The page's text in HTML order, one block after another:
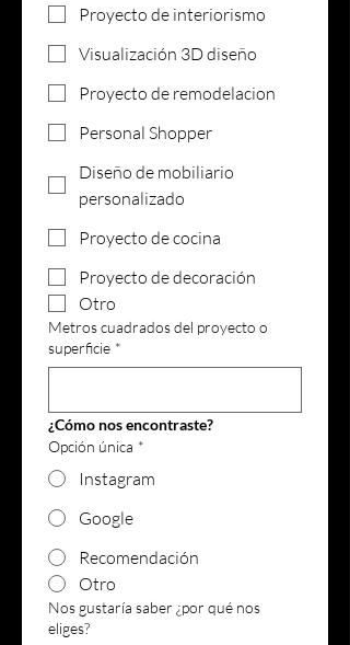
Proyecto de interiorismo
Visualización 3D diseño
Proyecto de remodelacion
Personal Shopper
Diseño de mobiliario
personalizado
Proyecto de cocina
Proyecto de decoración
Otro
Metros cuadrados del proyecto o
superficie *
¿Cómo nos encontraste?
Opción única *
Instagram
Google
Recomendación
Otro
Nos gustaría saber ¿por qué nos
eliges?